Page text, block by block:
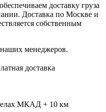
доставку груза
Доставка по Москве и
собственным
менеджеров.
доставка
МКАД + 10 км